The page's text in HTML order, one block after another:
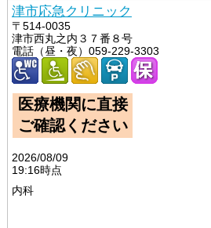
津市応急クリニック
〒514-0035
津市西丸之内３７番８号
電話（昼・夜）059-229-3303
医療機関に直接
ご確認ください
2026/08/09
19:16時点
内科